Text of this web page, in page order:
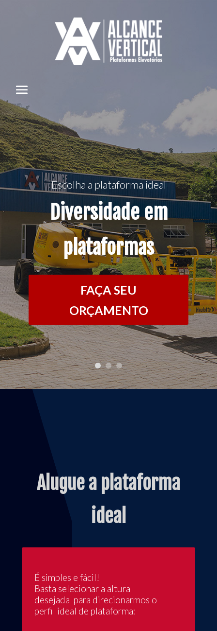
Escolha a plataforma ideal
Diversidade em
plataformas
FAÇA SEU
ORÇAMENTO
Alugue a plataforma
ideal
É simples e fácil!
Basta selecionar a altura
desejada para direcionarmos o
perfil ideal de plataforma: